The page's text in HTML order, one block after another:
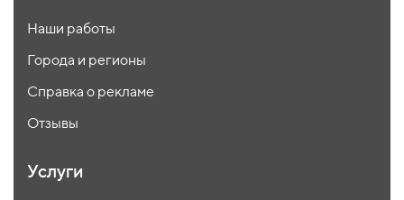
Наши работы
Города и регионы
Справка о рекламе
Отзывы
Услуги